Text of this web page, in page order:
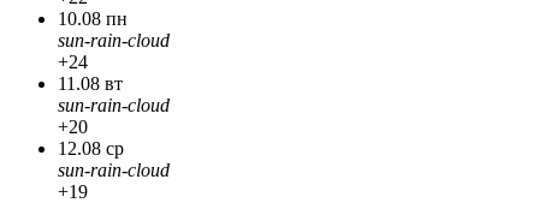
10.08 пн
sun-rain-cloud
+24
11.08 вт
sun-rain-cloud
+20
12.08 ср
sun-rain-cloud
+19